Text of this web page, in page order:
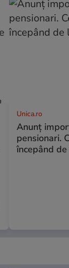
Unica.ro
Anunț
pensionari.
începând